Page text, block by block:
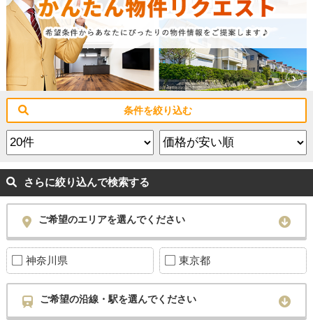
条件を絞り込む
さらに絞り込んで検索する
ご希望のエリアを選んでください
神奈川県 東京都
ご希望の沿線・駅を選んでください